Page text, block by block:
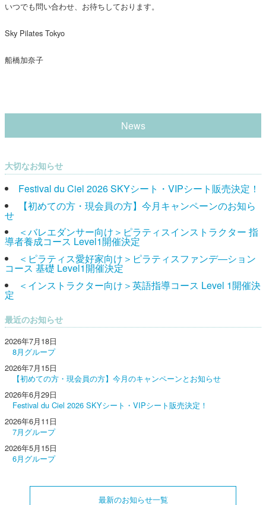
いつでも問い合わせ、お待ちしております。
Sky Pilates Tokyo
船橋加奈子
News
大切なお知らせ
Festival du Ciel 2026 SKYシート・VIPシート販売決定！
【初めての方・現会員の方】今月キャンペーンのお知ら
せ
＜バレエダンサー向け＞ピラティスインストラクター 指
導者養成コース Level1開催決定
＜ピラティス愛好家向け＞ピラティスファンデ―ション
コース 基礎 Level1開催決定
＜インストラクター向け＞英語指導コース Level 1開催決
定
最近のお知らせ
2026年7月18日
8月グループ
2026年7月15日
【初めての方・現会員の方】今月のキャンペーンとお知らせ
2026年6月29日
Festival du Ciel 2026 SKYシート・VIPシート販売決定！
2026年6月11日
7月グループ
2026年5月15日
6月グループ
最新のお知らせ一覧